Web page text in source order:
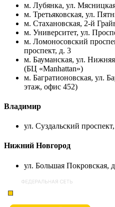
м. Лубянка, ул.
м. Третьяковская, ул.
м. Стахановская, 2-й
м. Университет, ул.
м. Ломоносовский
проспект, д. 3
м. Бауманская, ул.
(БЦ «Manhattan»)
м. Багратионовская, ул.
этаж, офис 452)
Владимир
ул. Суздальский
Нижний Новгород
ул. Большая Покровская,